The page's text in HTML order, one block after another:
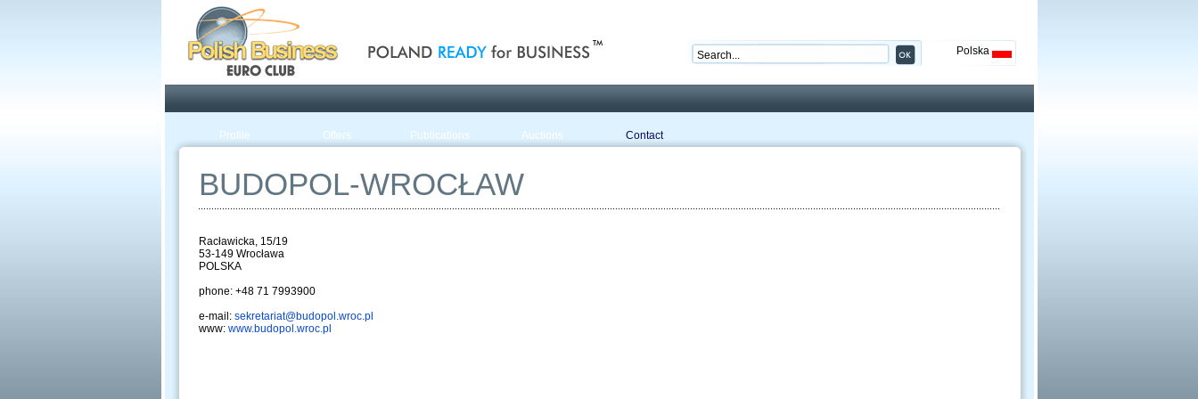
Polska
Profile Offers Publications Auctions Contact
BUDOPOL-WROCŁAW
Racławicka, 15/19
53-149 Wrocława
POLSKA
phone: +48 71 7993900
e-mail: sekretariat@budopol.wroc.pl
www: www.budopol.wroc.pl